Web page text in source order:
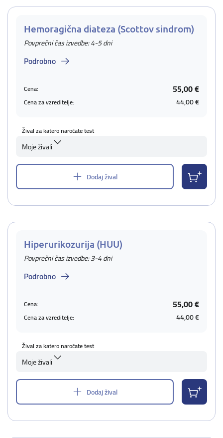
Hemoragična diateza (Scottov sindrom)
Povprečni čas izvedbe: 4-5 dni
Podrobno
Cena: 55,00 €
Cena za vzreditelje: 44,00 €
Žival za katero naročate test
Moje živali
Dodaj žival
Hiperurikozurija (HUU)
Povprečni čas izvedbe: 3-4 dni
Podrobno
Cena: 55,00 €
Cena za vzreditelje: 44,00 €
Žival za katero naročate test
Moje živali
Dodaj žival